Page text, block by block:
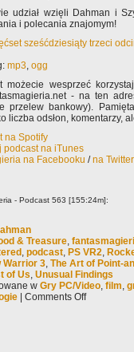
udział wzięli Dahman i
i polecania znajomym!
sześćdziesiąty trzeci
mp3, ogg
możecie wesprzeć
- na ten
przelew bankowy).
liczba odsłon, komentarzy,
na Spotify
podcast na iTunes
na Facebooku /na
- Podcast 563 [155:24m]:
& Treasure,
, podcast, PS VR2,
Warrior 3, The Art of Point-
of Us, Unusual Findings
w Gry PC/Video, film,
Comments Off